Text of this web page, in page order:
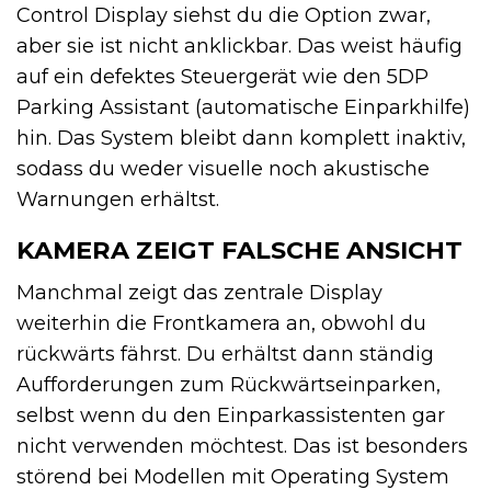
Control Display siehst du die Option zwar,
aber sie ist nicht anklickbar. Das weist häufig
auf ein defektes Steuergerät wie den 5DP
Parking Assistant (automatische Einparkhilfe)
hin. Das System bleibt dann komplett inaktiv,
sodass du weder visuelle noch akustische
Warnungen erhältst.
KAMERA ZEIGT FALSCHE ANSICHT
Manchmal zeigt das zentrale Display
weiterhin die Frontkamera an, obwohl du
rückwärts fährst. Du erhältst dann ständig
Aufforderungen zum Rückwärtseinparken,
selbst wenn du den Einparkassistenten gar
nicht verwenden möchtest. Das ist besonders
störend bei Modellen mit Operating System